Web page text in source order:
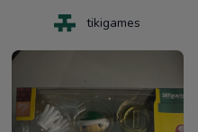
tikigames